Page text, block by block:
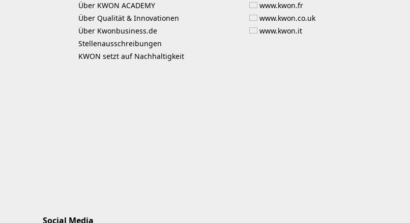
Über KWON ACADEMY
Über Qualität & Innovationen
Über Kwonbusiness.de
Stellenausschreibungen
KWON setzt auf Nachhaltigkeit
www.kwon.fr
www.kwon.co.uk
www.kwon.it
Social Media